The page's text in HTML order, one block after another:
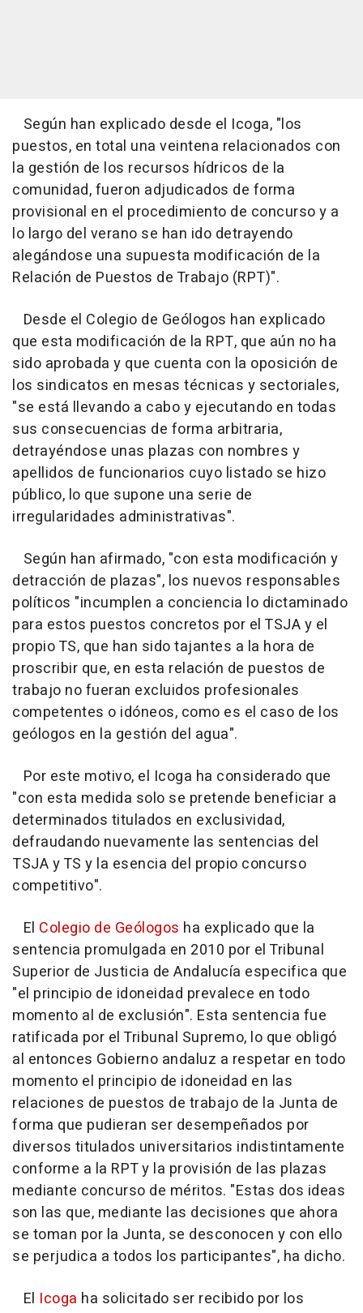
Según han explicado desde el Icoga, "los
puestos, en total una veintena relacionados con
la gestión de los recursos hídricos de la
comunidad, fueron adjudicados de forma
provisional en el procedimiento de concurso y a
lo largo del verano se han ido detrayendo
alegándose una supuesta modificación de la
Relación de Puestos de Trabajo (RPT)".
Desde el Colegio de Geólogos han explicado
que esta modificación de la RPT, que aún no ha
sido aprobada y que cuenta con la oposición de
los sindicatos en mesas técnicas y sectoriales,
"se está llevando a cabo y ejecutando en todas
sus consecuencias de forma arbitraria,
detrayéndose unas plazas con nombres y
apellidos de funcionarios cuyo listado se hizo
público, lo que supone una serie de
irregularidades administrativas".
Según han afirmado, "con esta modificación y
detracción de plazas", los nuevos responsables
políticos "incumplen a conciencia lo dictaminado
para estos puestos concretos por el TSJA y el
propio TS, que han sido tajantes a la hora de
proscribir que, en esta relación de puestos de
trabajo no fueran excluidos profesionales
competentes o idóneos, como es el caso de los
geólogos en la gestión del agua".
Por este motivo, el Icoga ha considerado que
"con esta medida solo se pretende beneficiar a
determinados titulados en exclusividad,
defraudando nuevamente las sentencias del
TSJA y TS y la esencia del propio concurso
competitivo".
El Colegio de Geólogos ha explicado que la
sentencia promulgada en 2010 por el Tribunal
Superior de Justicia de Andalucía especifica que
"el principio de idoneidad prevalece en todo
momento al de exclusión". Esta sentencia fue
ratificada por el Tribunal Supremo, lo que obligó
al entonces Gobierno andaluz a respetar en todo
momento el principio de idoneidad en las
relaciones de puestos de trabajo de la Junta de
forma que pudieran ser desempeñados por
diversos titulados universitarios indistintamente
conforme a la RPT y la provisión de las plazas
mediante concurso de méritos. "Estas dos ideas
son las que, mediante las decisiones que ahora
se toman por la Junta, se desconocen y con ello
se perjudica a todos los participantes", ha dicho.
El Icoga ha solicitado ser recibido por los